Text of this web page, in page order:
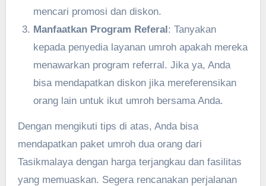
mencari promosi dan diskon.
Manfaatkan Program Referal: Tanyakan
kepada penyedia layanan umroh apakah mereka
menawarkan program referral. Jika ya, Anda
bisa mendapatkan diskon jika mereferensikan
orang lain untuk ikut umroh bersama Anda.
Dengan mengikuti tips di atas, Anda bisa
mendapatkan paket umroh dua orang dari
Tasikmalaya dengan harga terjangkau dan fasilitas
yang memuaskan. Segera rencanakan perjalanan